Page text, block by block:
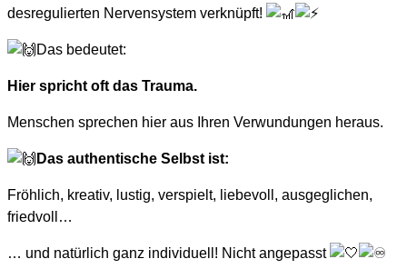
desregulierten Nervensystem verknüpft!
Das bedeutet:
Hier spricht oft das Trauma.
Menschen sprechen hier aus Ihren Verwundungen heraus.
Das authentische Selbst ist:
Fröhlich, kreativ, lustig, verspielt, liebevoll, ausgeglichen,
friedvoll…
… und natürlich ganz individuell! Nicht angepasst